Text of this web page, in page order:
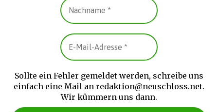
Sollte ein Fehler gemeldet werden, schreibe uns
einfach eine Mail an redaktion@neuschloss.net.
Wir kümmern uns dann.